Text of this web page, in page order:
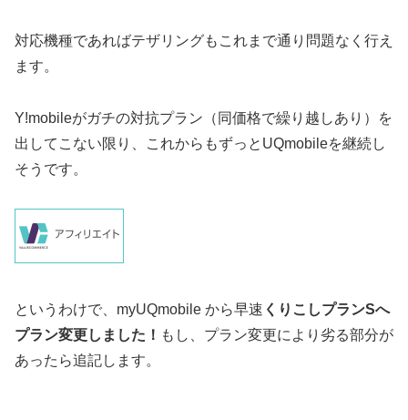
対応機種であればテザリングもこれまで通り問題なく行え
ます。
Y!mobileがガチの対抗プラン（同価格で繰り越しあり）を
出してこない限り、これからもずっとUQmobileを継続し
そうです。
というわけで、myUQmobile から早速 くりこしプランSへ
プラン変更しました！ もし、プラン変更により劣る部分が
あったら追記します。